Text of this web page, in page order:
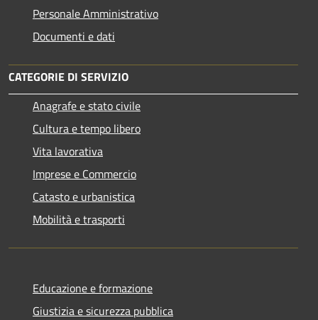
Personale Amministrativo
Documenti e dati
CATEGORIE DI SERVIZIO
Anagrafe e stato civile
Cultura e tempo libero
Vita lavorativa
Imprese e Commercio
Catasto e urbanistica
Mobilità e trasporti
Educazione e formazione
Giustizia e sicurezza pubblica